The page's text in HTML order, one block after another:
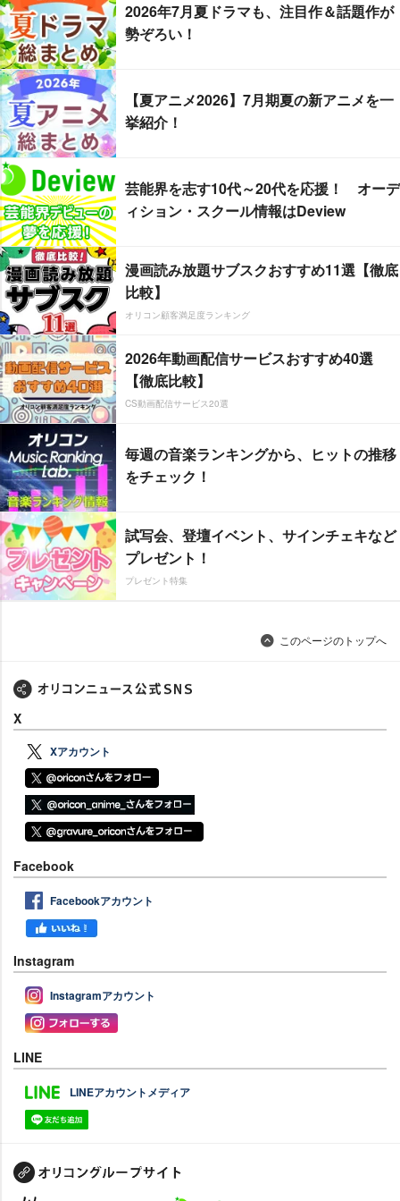
2026年7月夏ドラマも、注目作＆話題作が
勢ぞろい！
【夏アニメ2026】7月期夏の新アニメを一
挙紹介！
芸能界を志す10代～20代を応援！ オーデ
ィション・スクール情報はDeview
漫画読み放題サブスクおすすめ11選【徹底
比較】
オリコン顧客満足度ランキング
2026年動画配信サービスおすすめ40選
【徹底比較】
CS動画配信サービス20選
毎週の音楽ランキングから、ヒットの推移
をチェック！
試写会、登壇イベント、サインチェキなど
プレゼント！
プレゼント特集
このページのトップへ
X
Xアカウント
Facebook
Facebookアカウント
Instagram
Instagramアカウント
LINE
LINEアカウントメディア